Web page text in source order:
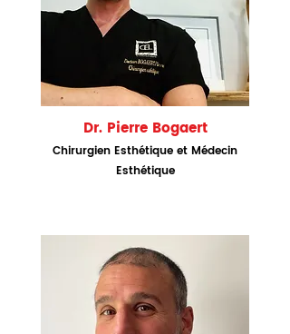
Dr. Pierre Bogaert
Chirurgien Esthétique et Médecin
Esthétique